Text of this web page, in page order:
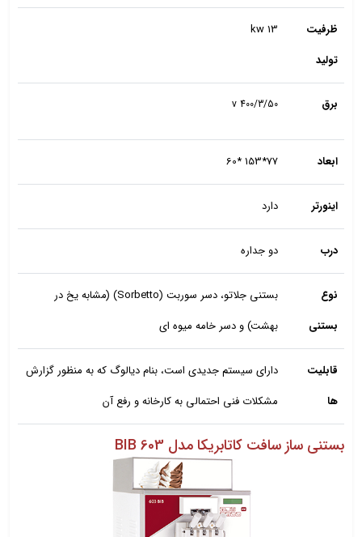
ظرفیت
تولید
13 kw
برق 400/3/50 v
ابعاد 77*153 *60
اینورتر دارد
درب دو جداره
نوع
بستنی
بستنی جلاتو، دسر سوربت (Sorbetto) (مشابه یخ در
بهشت) و دسر خامه میوه ای
قابلیت
ها
دارای سیستم جدیدی است، بنام دیالوگ که به منظور گزارش
مشکلات فنی احتمالی به کارخانه و رفع آن
بستنی ساز سافت کاتابریکا مدل 603 BIB